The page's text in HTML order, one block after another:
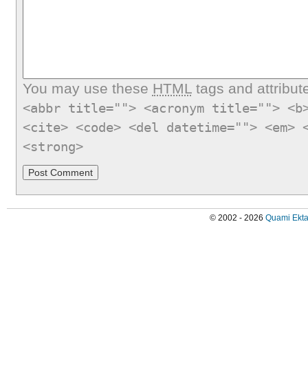
You may use these HTMLtags and
<abbr title=""> <acronym title="">
<cite> <code> <del datetime="">
<strong>
© 2002 - 2026 Quami